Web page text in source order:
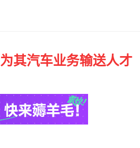
其汽车业务输送人才